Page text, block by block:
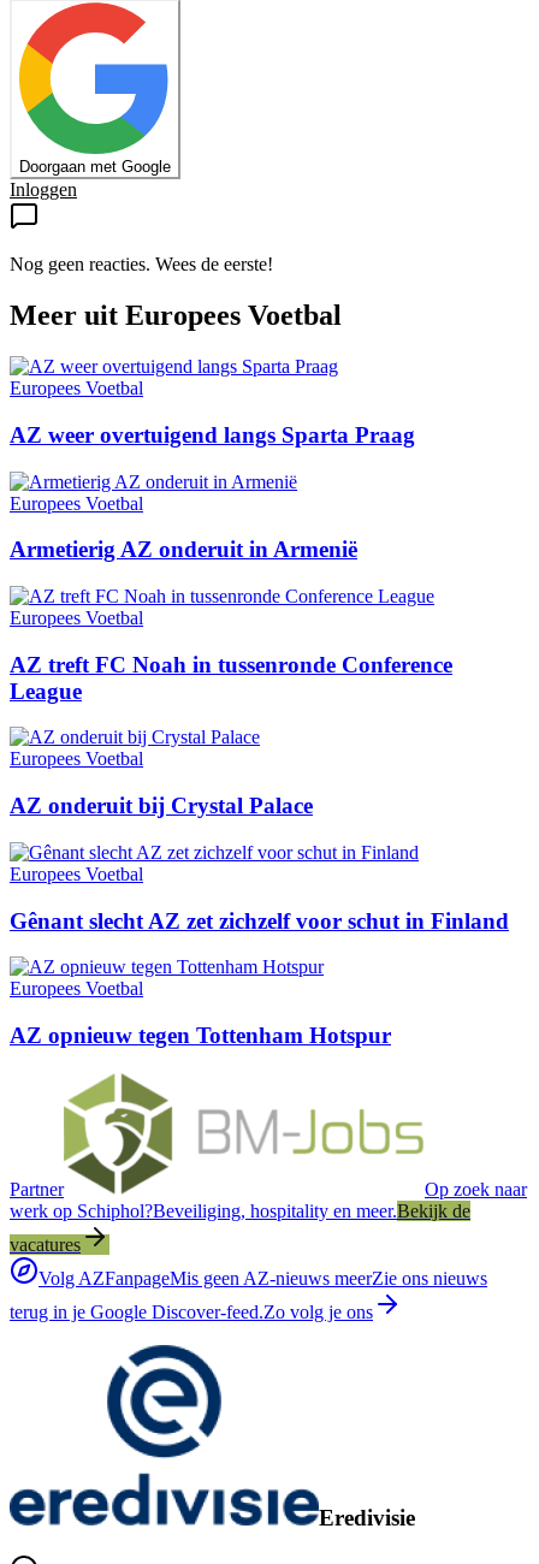
Doorgaan met Google
Inloggen
Nog geen reacties. Wees de eerste!
Meer uit Europees Voetbal
Europees Voetbal
AZ weer overtuigend langs Sparta Praag
Europees Voetbal
Armetierig AZ onderuit in Armenië
Europees Voetbal
AZ treft FC Noah in tussenronde Conference
League
Europees Voetbal
AZ onderuit bij Crystal Palace
Europees Voetbal
Gênant slecht AZ zet zichzelf voor schut in Finland
Europees Voetbal
AZ opnieuw tegen Tottenham Hotspur
Partner
Op zoek naar
werk op Schiphol?Beveiliging, hospitality en meer.Bekijk de
vacatures
Volg AZFanpageMis geen AZ-nieuws meerZie ons nieuws
terug in je Google Discover-feed.Zo volg je ons
Eredivisie